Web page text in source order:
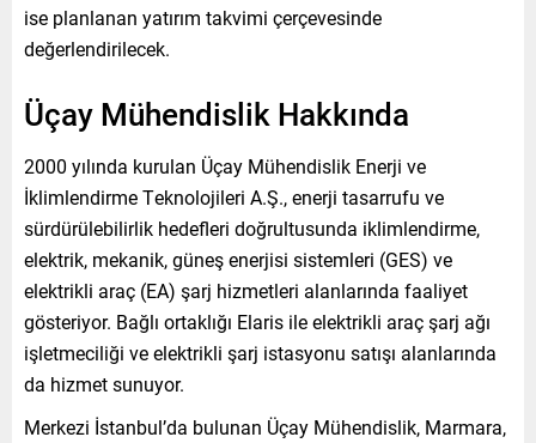
ise planlanan yatırım takvimi çerçevesinde
değerlendirilecek.
Üçay Mühendislik Hakkında
2000 yılında kurulan Üçay Mühendislik Enerji ve
İklimlendirme Teknolojileri A.Ş., enerji tasarrufu ve
sürdürülebilirlik hedefleri doğrultusunda iklimlendirme,
elektrik, mekanik, güneş enerjisi sistemleri (GES) ve
elektrikli araç (EA) şarj hizmetleri alanlarında faaliyet
gösteriyor. Bağlı ortaklığı Elaris ile elektrikli araç şarj ağı
işletmeciliği ve elektrikli şarj istasyonu satışı alanlarında
da hizmet sunuyor.
Merkezi İstanbul’da bulunan Üçay Mühendislik, Marmara,